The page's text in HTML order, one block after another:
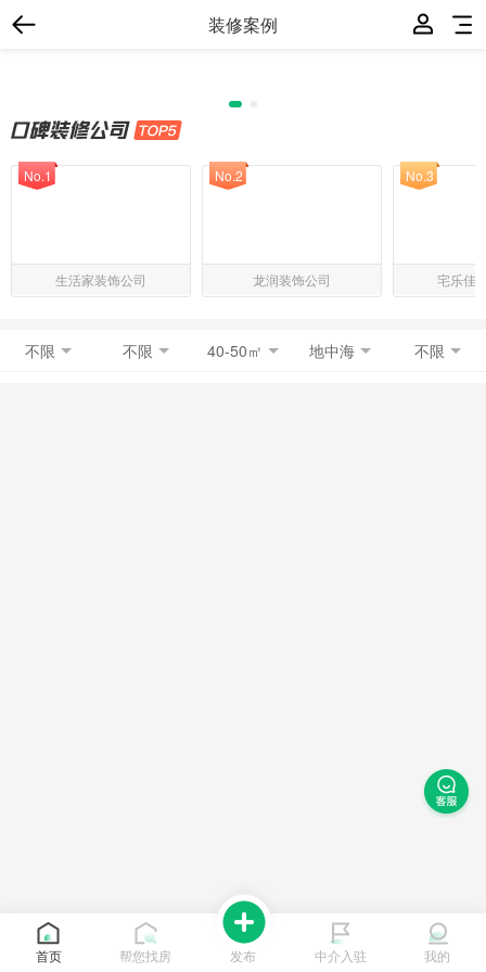
装修案例
生活家装饰公司
No.1
龙润装饰公司
No.2
宅乐佳
No.3
不限 不限 40-50㎡ 地中海 不限
首页 帮您找房 发布 中介入驻 我的